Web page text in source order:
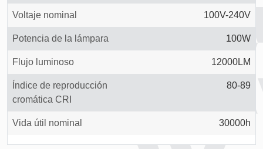
Voltaje nominal 100V-240V
Potencia de la lámpara 100W
Flujo luminoso 12000LM
Índice de reproducción
cromática CRI
80-89
Vida útil nominal 30000h